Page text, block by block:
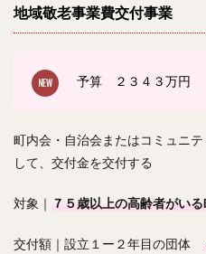
地域敬老事業費交付事業
予算 ２３４３万円
町内会・自治会またはコミュニ
して、交付金を交付する
対象｜ ７５歳以上の高齢者がい
交付額｜設立１ー２年目の団体